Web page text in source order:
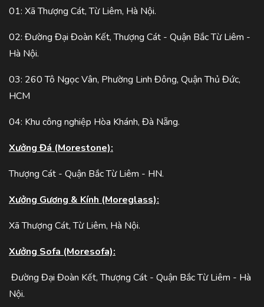
01: Xã Thượng Cát, Từ Liêm, Hà Nội.
02: Đường Đại Đoàn Kết, Thượng Cát - Quận Bắc Từ Liêm -
Hà Nội.
03: 260 Tô Ngọc Vân, Phường Linh Đông, Quận Thủ Đức,
HCM
04: Khu công nghiệp Hòa Khánh, Đà Nẵng.
Xưởng Đá (Morestone):
Thượng Cát - Quận Bắc Từ Liêm - HN.
Xưởng Gương & Kính (Moreglass):
Xã Thượng Cát, Từ Liêm, Hà Nội.
Xưởng Sofa (Moresofa):
Đường Đại Đoàn Kết, Thượng Cát - Quận Bắc Từ Liêm - Hà
Nội.